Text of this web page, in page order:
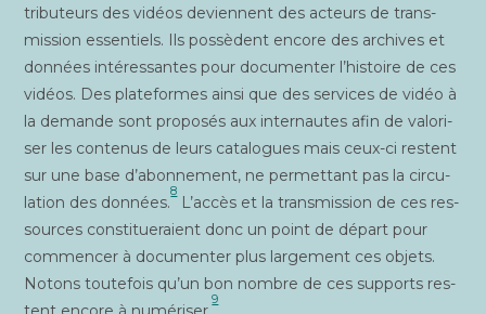
tri­bu­teurs des vidéos deviennent des acteurs de trans­
mis­sion essen­tiels. Ils pos­sèdent encore des archives et
don­nées inté­res­santes pour docu­men­ter l’histoire de ces
vidéos. Des pla­te­formes ain­si que des ser­vices de vidéo à
la demande sont pro­po­sés aux inter­nautes afin de valo­ri­
ser les conte­nus de leurs cata­logues mais ceux-ci res­tent
sur une base d’abonnement, ne per­met­tant pas la cir­cu­
la­tion des don­nées.
8
L’accès et la trans­mis­sion de ces res­
sources consti­tue­raient donc un point de départ pour
com­men­cer à docu­men­ter plus lar­ge­ment ces objets.
Notons tou­te­fois qu’un bon nombre de ces sup­ports res­
9